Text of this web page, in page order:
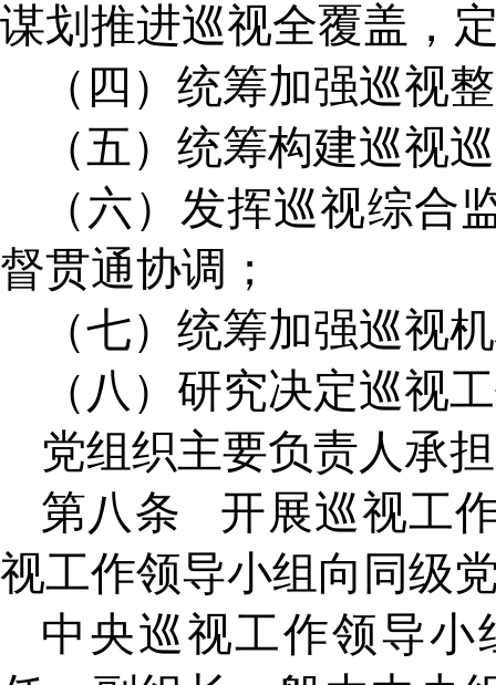
谋划推进巡视全覆盖，
（四）统筹加强巡视
（五）统筹构建巡视
（六）发挥巡视综合
督贯通协调；
（七）统筹加强巡视
（八）研究决定巡视
党组织主要负责人承
第八条
开展巡视工
视工作领导小组向同级
中央巡视工作领导